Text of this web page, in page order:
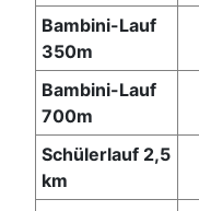
Bambini-Lauf
350m
Bambini-Lauf
700m
Schülerlauf 2,5
km